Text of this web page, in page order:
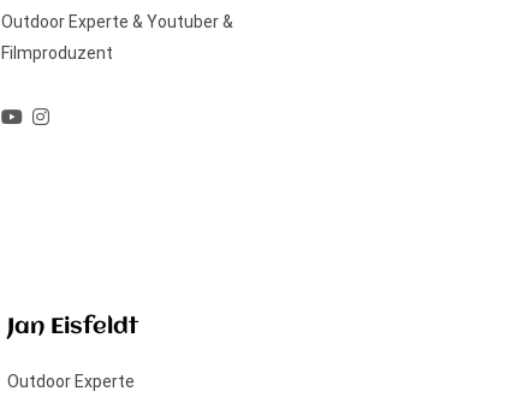
Outdoor Experte & Youtuber &
Filmproduzent
Jan Eisfeldt
Outdoor Experte